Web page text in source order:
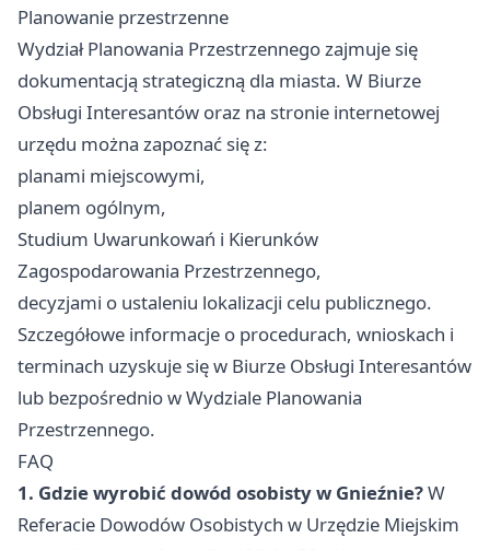
Planowanie przestrzenne
Wydział Planowania Przestrzennego zajmuje się
dokumentacją strategiczną dla miasta. W Biurze
Obsługi Interesantów oraz na stronie internetowej
urzędu można zapoznać się z:
planami miejscowymi,
planem ogólnym,
Studium Uwarunkowań i Kierunków
Zagospodarowania Przestrzennego,
decyzjami o ustaleniu lokalizacji celu publicznego.
Szczegółowe informacje o procedurach, wnioskach i
terminach uzyskuje się w Biurze Obsługi Interesantów
lub bezpośrednio w Wydziale Planowania
Przestrzennego.
FAQ
1. Gdzie wyrobić dowód osobisty w Gnieźnie?W
Referacie Dowodów Osobistych w Urzędzie Miejskim